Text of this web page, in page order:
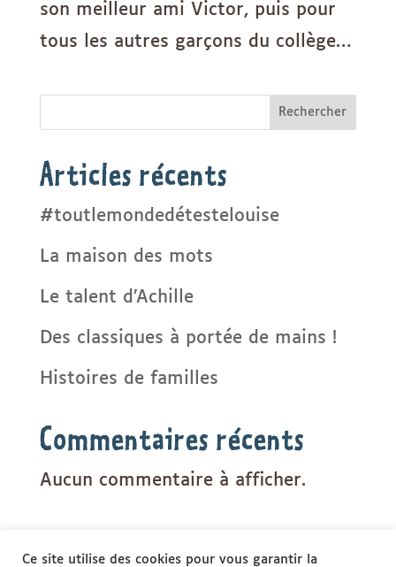
son meilleur ami Victor, puis pour
tous les autres garçons du collège…
Rechercher
Articles récents
#toutlemondedétestelouise
La maison des mots
Le talent d’Achille
Des classiques à portée de mains !
Histoires de familles
Commentaires récents
Aucun commentaire à afficher.
Ce site utilise des cookies pour vous garantir la